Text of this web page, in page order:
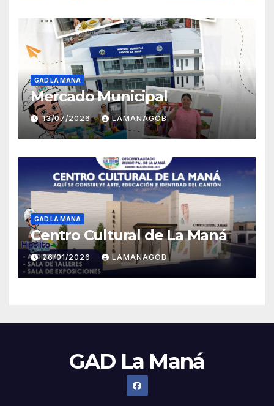
GAD LA MANA
Mercado Municipal
13/07/2026 LAMANAGOB
GAD LA MANA
Centro Cultural de La Maná
26/01/2026 LAMANAGOB
GAD La Maná